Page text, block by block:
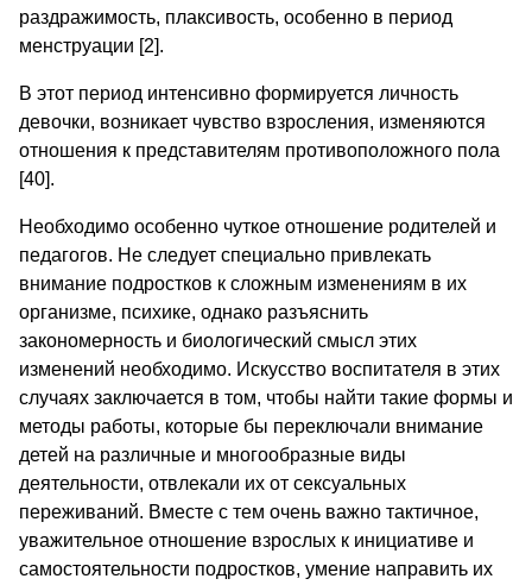
раздражимость, плаксивость, особенно в период
менструации [2].
В этот период интенсивно формируется личность
девочки, возникает чувство взросления, изменяются
отношения к представителям противоположного пола
[40].
Необходимо особенно чуткое отношение родителей и
педагогов. Не следует специально привлекать
внимание подростков к сложным изменениям в их
организме, психике, однако разъяснить
закономерность и биологический смысл этих
изменений необходимо. Искусство воспитателя в этих
случаях заключается в том, чтобы найти такие формы и
методы работы, которые бы переключали внимание
детей на различные и многообразные виды
деятельности, отвлекали их от сексуальных
переживаний. Вместе с тем очень важно тактичное,
уважительное отношение взрослых к инициативе и
самостоятельности подростков, умение направить их